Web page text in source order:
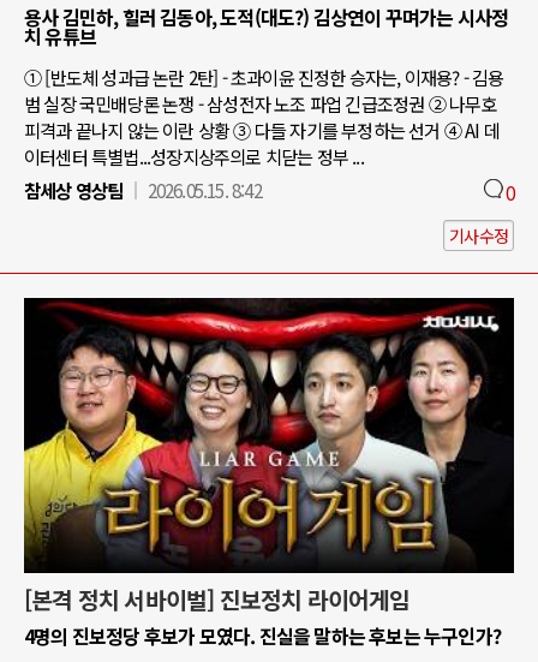
용사 김민하, 힐러 김동아, 도적(대도?) 김상연이 꾸며가는 시사정
치 유튜브
① [반도체 성과급 논란 2탄] - 초과이윤 진정한 승자는, 이재용? - 김용
범 실장 국민배당론 논쟁 - 삼성전자 노조 파업 긴급조정권 ② 나무호
피격과 끝나지 않는 이란 상황 ③ 다들 자기를 부정하는 선거 ④ AI 데
이터센터 특별법...성장지상주의로 치닫는 정부 ...
참세상 영상팀
2026.05.15. 8:42 0
기사수정
[본격 정치 서바이벌] 진보정치 라이어게임
4명의 진보정당 후보가 모였다. 진실을 말하는 후보는 누구인가?